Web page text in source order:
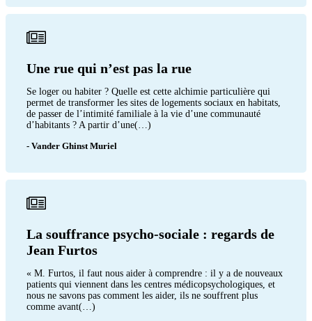
Une rue qui n’est pas la rue
Se loger ou habiter ? Quelle est cette alchimie particulière qui
permet de transformer les sites de logements sociaux en habitats,
de passer de l’intimité familiale à la vie d’une communauté
d’habitants ? A partir d’une(…)
- Vander Ghinst Muriel
La souffrance psycho-sociale : regards de
Jean Furtos
« M. Furtos, il faut nous aider à comprendre : il y a de nouveaux
patients qui viennent dans les centres médicopsychologiques, et
nous ne savons pas comment les aider, ils ne souffrent plus
comme avant(…)